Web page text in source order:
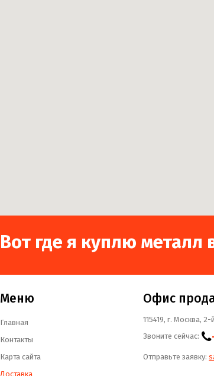
Вот где я куплю
Меню
Главная
Контакты
Карта сайта
Доставка
Офис
115419, г. Москва,
Звоните сейчас:
Отправьте заявку: